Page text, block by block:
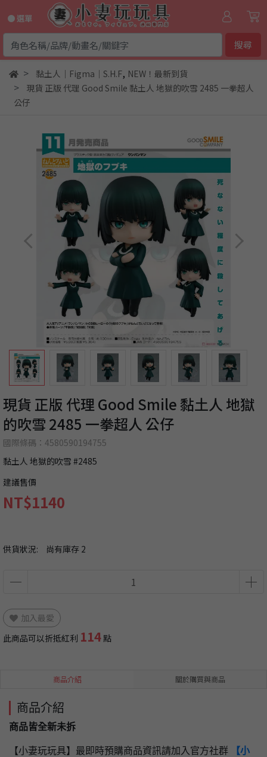
● 選單
搜尋
黏土人｜Figma｜S.H.F, NEW！最新到貨
現貨 正版 代理 Good Smile 黏土人 地獄的吹雪 2485 一拳超人
公仔
現貨 正版 代理 Good Smile 黏土人 地獄
的吹雪 2485 一拳超人 公仔
國際條碼：4580590194755
黏土人 地獄的吹雪 #2485
建議售價
NT$1140
供貨狀況: 尚有庫存 2
加入最愛
此商品可以折抵紅利 114點
商品介紹 關於購買與商品
商品介紹
商品皆全新未拆
【小妻玩玩具】最即時預購商品資訊請加入官方社群
【小